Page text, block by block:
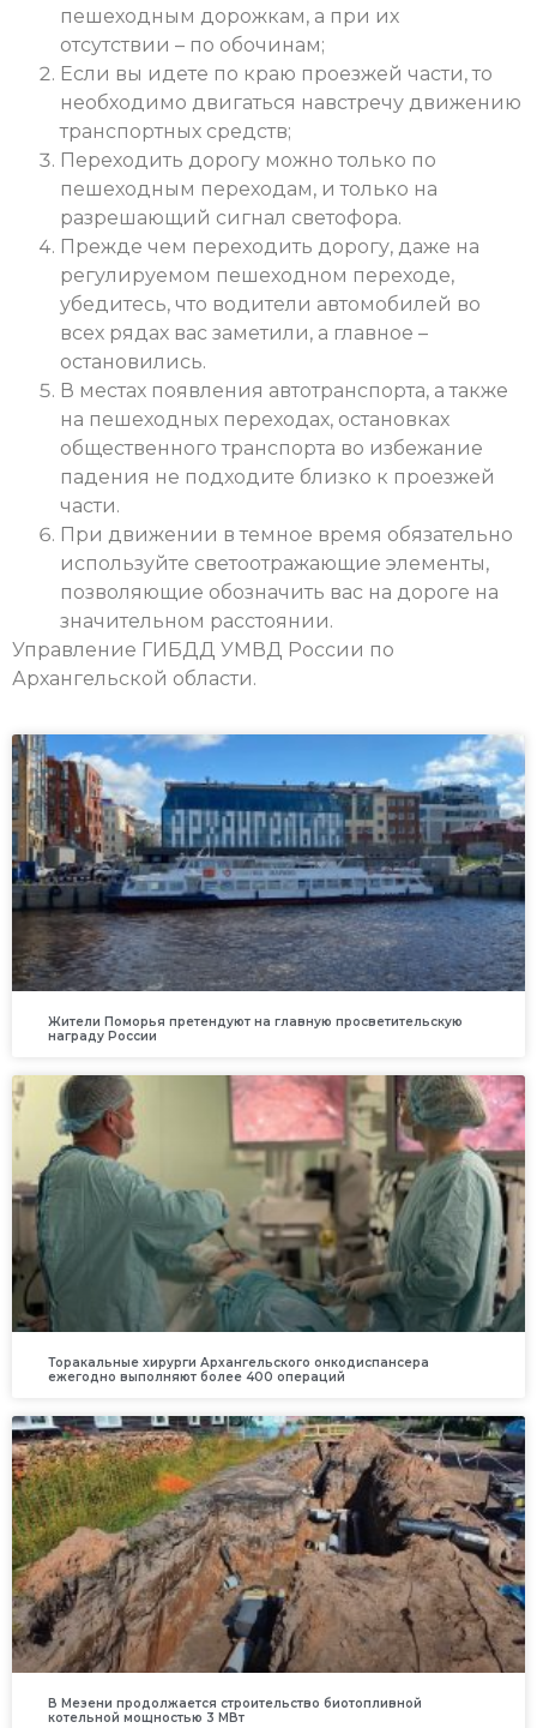
пешеходным дорожкам, а при их
отсутствии – по обочинам;
Если вы идете по краю проезжей части, то
необходимо двигаться навстречу движению
транспортных средств;
Переходить дорогу можно только по
пешеходным переходам, и только на
разрешающий сигнал светофора.
Прежде чем переходить дорогу, даже на
регулируемом пешеходном переходе,
убедитесь, что водители автомобилей во
всех рядах вас заметили, а главное –
остановились.
В местах появления автотранспорта, а также
на пешеходных переходах, остановках
общественного транспорта во избежание
падения не подходите близко к проезжей
части.
При движении в темное время обязательно
используйте светоотражающие элементы,
позволяющие обозначить вас на дороге на
значительном расстоянии.
Управление ГИБДД УМВД России по
Архангельской области.
Жители Поморья претендуют на главную просветительскую
награду России
Торакальные хирурги Архангельского онкодиспансера
ежегодно выполняют более 400 операций
В Мезени продолжается строительство биотопливной
котельной мощностью 3 МВт